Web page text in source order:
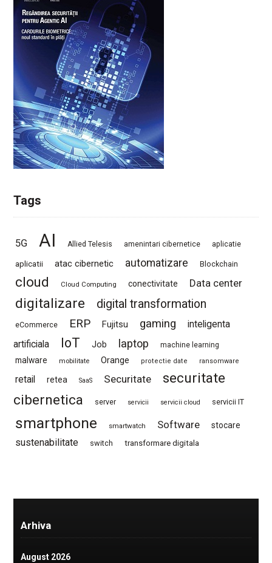
Tags
5G AI Allied Telesis amenintari cibernetice aplicatie
aplicatii atac cibernetic automatizare Blockchain
cloud Cloud Computing conectivitate Data center
digitalizare digital transformation
eCommerce ERP Fujitsu gaming
inteligenta
artificiala
IoT Job laptop machine learning
malware mobilitate Orange protectie date ransomware
retail retea SaaS Securitate
securitate
cibernetica
server servicii servicii cloud servicii IT
smartphone smartwatch Software stocare
sustenabilitate switch transformare digitala
Arhiva
August 2026